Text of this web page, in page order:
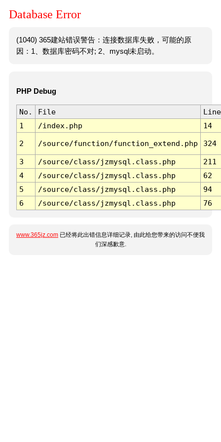
Database Error
(1040) 365建站错误警告：连接数据库失败，可能的原
因：1、数据库密码不对; 2、mysql未启动。
PHP Debug
No. File
Line
1
/index.php 14
2 /source/function/function_extend.php 324
3 /source/class/jzmysql.class.php
211
4
/source/class/jzmysql.class.php
62
5
/source/class/jzmysql.class.php
94
6
/source/class/jzmysql.class.php 76
www.365jz.com 已经将此出错信息详细记录, 由此给您带来的访问不便我
们深感歉意.